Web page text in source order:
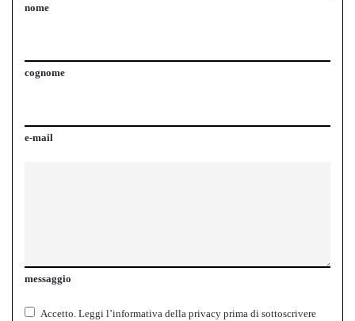
nome
cognome
e-mail
messaggio
Accetto. Leggi l’informativa della privacy prima di sottoscrivere